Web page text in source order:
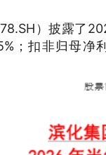
）披露了
；扣非归母净